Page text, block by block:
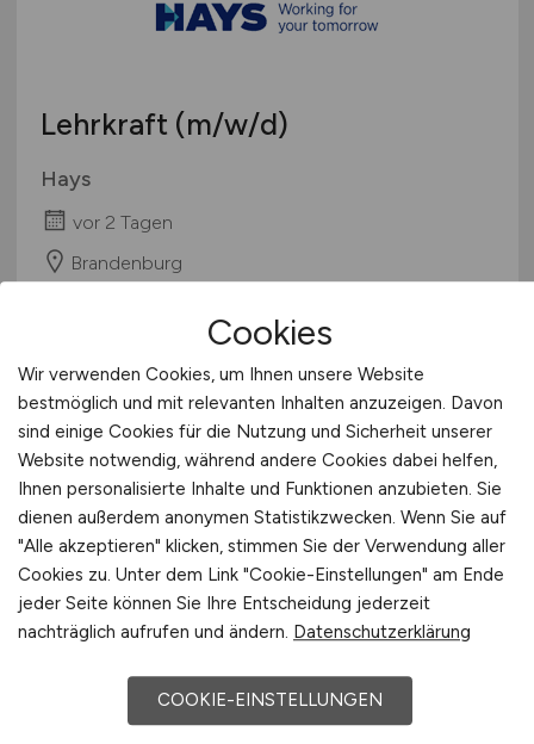
Lehrkraft (m/w/d)
Hays
vor 2 Tagen
Brandenburg
W2-Professur
Gesundheitspädagogik für die
MT-Berufe(m/w/d)
vor 2 Tagen
Cookies
Wir verwenden Cookies, um Ihnen unsere Website
bestmöglich und mit relevanten Inhalten anzuzeigen. Davon
sind einige Cookies für die Nutzung und Sicherheit unserer
Website notwendig, während andere Cookies dabei helfen,
Ihnen personalisierte Inhalte und Funktionen anzubieten. Sie
dienen außerdem anonymen Statistikzwecken. Wenn Sie auf
"Alle akzeptieren" klicken, stimmen Sie der Verwendung aller
Cookies zu. Unter dem Link "Cookie-Einstellungen" am Ende
jeder Seite können Sie Ihre Entscheidung jederzeit
nachträglich aufrufen und ändern. Datenschutzerklärung
COOKIE-EINSTELLUNGEN